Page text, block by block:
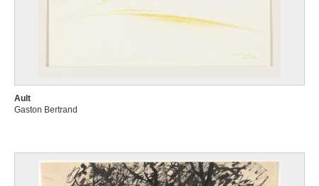
Ault
Gaston Bertrand